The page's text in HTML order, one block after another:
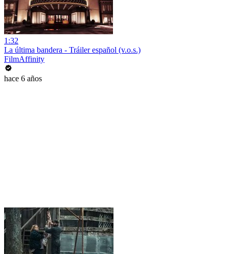
1:32
La última bandera - Tráiler español (v.o.s.)
FilmAffinity
hace 6 años